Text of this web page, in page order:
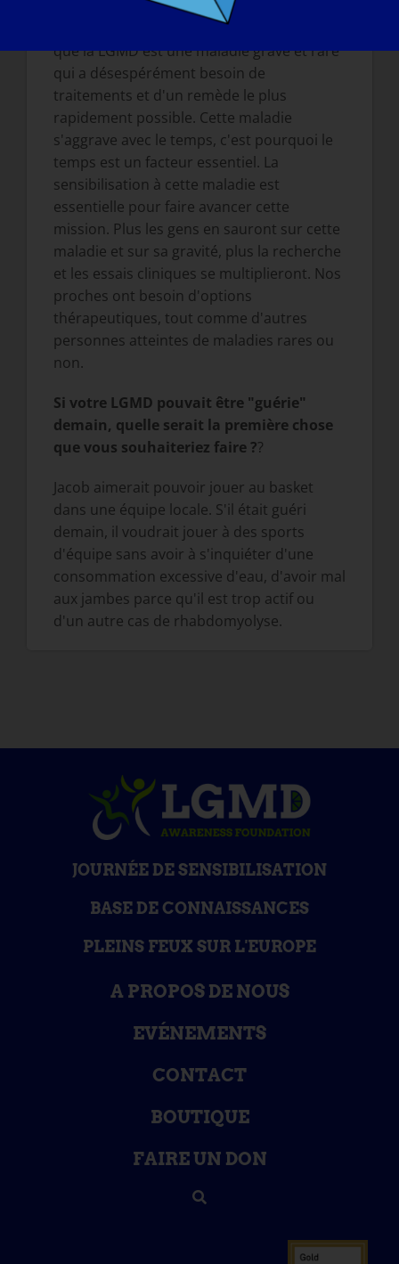
Nous voulons que le monde entier sache
que la LGMD est une maladie grave et rare
qui a désespérément besoin de
traitements et d'un remède le plus
rapidement possible. Cette maladie
s'aggrave avec le temps, c'est pourquoi le
temps est un facteur essentiel. La
sensibilisation à cette maladie est
essentielle pour faire avancer cette
mission. Plus les gens en sauront sur cette
maladie et sur sa gravité, plus la recherche
et les essais cliniques se multiplieront. Nos
proches ont besoin d'options
thérapeutiques, tout comme d'autres
personnes atteintes de maladies rares ou
non.
Si votre LGMD pouvait être "guérie"
demain, quelle serait la première chose
que vous souhaiteriez faire ??
Jacob aimerait pouvoir jouer au basket
dans une équipe locale. S'il était guéri
demain, il voudrait jouer à des sports
d'équipe sans avoir à s'inquiéter d'une
consommation excessive d'eau, d'avoir mal
aux jambes parce qu'il est trop actif ou
d'un autre cas de rhabdomyolyse.
JOURNÉE DE SENSIBILISATION
BASE DE CONNAISSANCES
PLEINS FEUX SUR L'EUROPE
A PROPOS DE NOUS
EVÉNEMENTS
CONTACT
BOUTIQUE
FAIRE UN DON